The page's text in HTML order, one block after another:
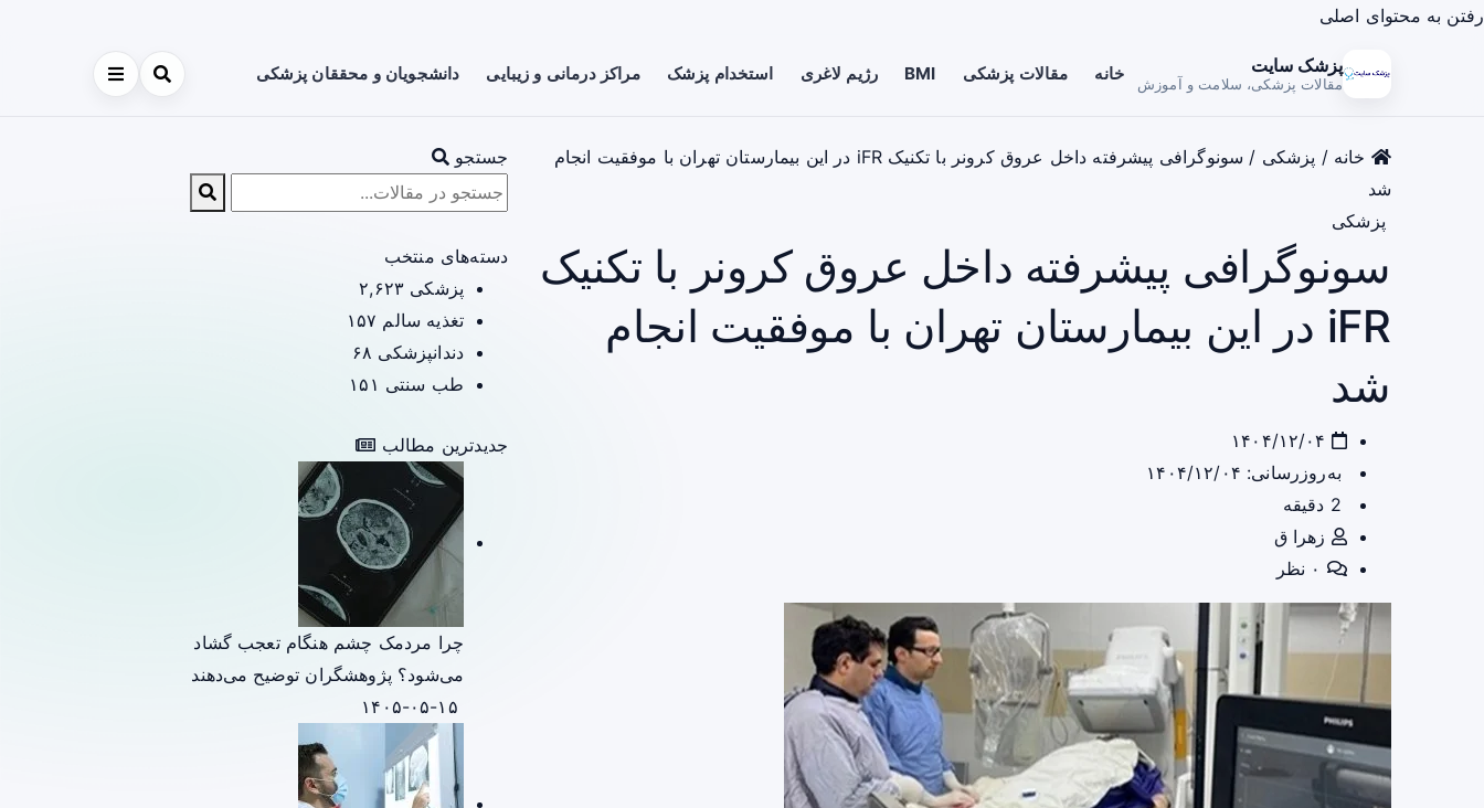
رفتن به محتوای اصلی
پزشک سایت
مقالات پزشکی، سلامت و آموزش خانه مقالات پزشکی BMI رژیم لاغری استخدام پزشک مراکز درمانی و زیبایی دانشجویان و محققان پزشکی
خانه / پزشکی /
سونوگرافی پیشرفته داخل عروق کرونر با تکنیک iFR در این بیمارستان تهران با موفقیت انجام
شد
پزشکی
سونوگرافی پیشرفته داخل عروق کرونر با تکنیک
iFR در این بیمارستان تهران با موفقیت انجام
شد
به‌روزرسانی: ۱۴۰۴/۱۲/۰۴
زهرا ق
جستجو
دسته‌های منتخب
پزشکی ۲,۶۲۳
تغذیه سالم ۱۵۷
دندانپزشکی ۶۸
طب سنتی ۱۵۱
جدیدترین مطالب
چرا مردمک چشم هنگام تعجب گشاد
می‌شود؟ پژوهشگران توضیح می‌دهند